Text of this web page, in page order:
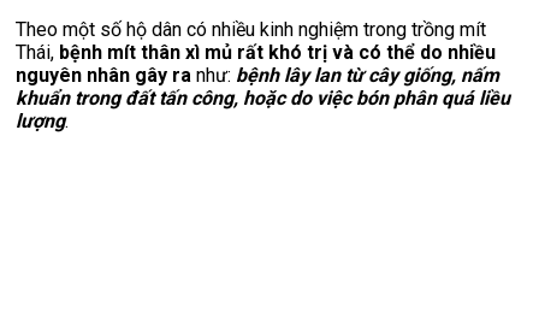
Theo một số hộ dân có nhiều kinh nghiệm trong trồng mít
Thái, bệnh mít thân xì mủ rất khó trị và có thể do nhiều
nguyên nhân gây ra như: bệnh lây lan từ cây giống, nấm
khuẩn trong đất tấn công, hoặc do việc bón phân quá liều
lượng.